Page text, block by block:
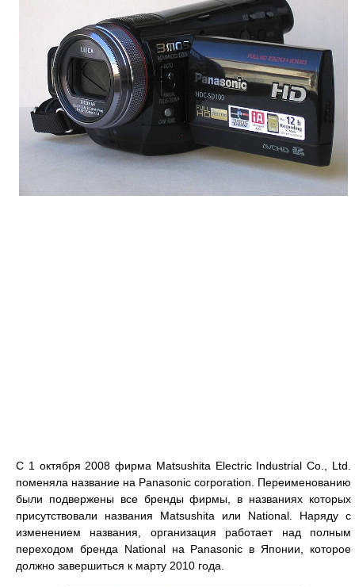
С 1 октября 2008 фирма Matsushita Electric Industrial Co., Ltd.
поменяла название на Panasonic corporation. Переименованию
были подвержены все бренды фирмы, в названиях которых
присутствовали названия Matsushita или National. Наряду с
изменением названия, организация работает над полным
переходом бренда National на Panasonic в Японии, которое
должно завершиться к марту 2010 года.